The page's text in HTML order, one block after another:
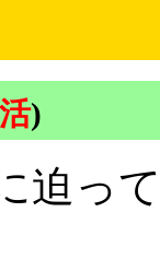
)
迫っ